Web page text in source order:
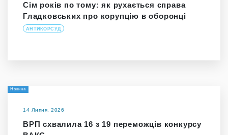
Сім років по тому: як рухається справа
Гладковських про корупцію в оборонці
АНТИКОРСУД
Новина
14 Липня, 2026
ВРП схвалила 16 з 19 переможців конкурсу